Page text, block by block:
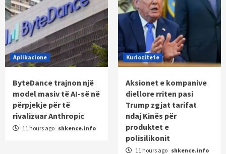
Aplikacione
ByteDance trajnon një
model masiv të AI-së në
përpjekje për të
rivalizuar Anthropic
11 hours ago shkence.info
Kuriozitete
Aksionet e kompanive
diellore rriten pasi
Trump zgjat tarifat
ndaj Kinës për
produktet e
polisilikonit
11 hours ago shkence.info